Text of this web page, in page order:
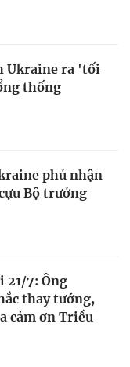
Ukraine ra 'tối
thống
phủ nhận
Bộ trưởng
21/7: Ông
thay tướng,
cảm ơn Triều